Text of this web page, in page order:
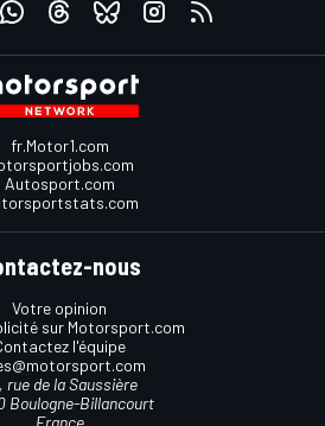
fr.Motor1.com
Autosport.com
nous
Votre opinion
sur Motorsport.com
l'équipe
rue de la Saussière
Boulogne-Billancourt
France